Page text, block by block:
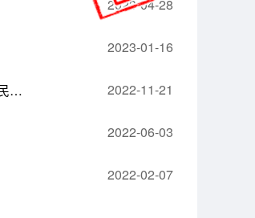
2023-04-28
2023-01-16
人力资源社会保障部 国家发展改革委 财政部 农业农村部 国家乡村振兴局关于进一步支持农民工就业创业的实施意见 2022-11-21
2022-06-03
2022-02-07